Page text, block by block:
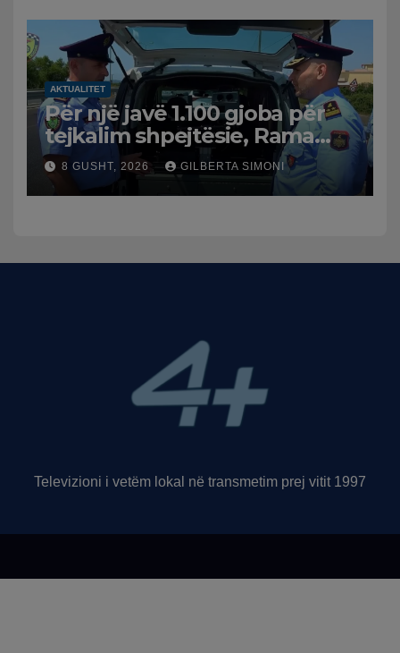
AKTUALITET
Për një javë 1.100 gjoba për
tejkalim shpejtësie, Rama
publikon videon: Kamerat e
trafikut së shpejti në
funksion
8 GUSHT, 2026 GILBERTA SIMONI
Televizioni i vetëm lokal në transmetim prej vitit 1997